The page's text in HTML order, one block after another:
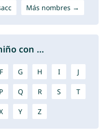
Más nombres →
con ...
F G H I J
P Q R S T
Y Z